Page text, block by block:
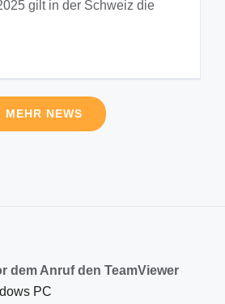
gilt in der Schweiz die
MEHR NEWS
dem Anruf den TeamViewer
PC